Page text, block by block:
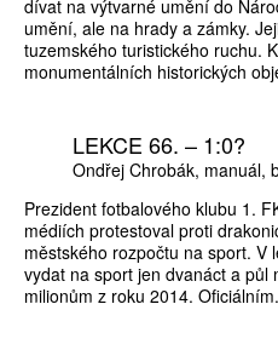
dívat na výtvarné umění do
umění, ale na hrady a zámky.
tuzemského turistického ruchu.
monumentálních historických
LEKCE 66. – 1:0?
Ondřej Chrobák manuál
Prezident fotbalového klubu 1.
médiích protestoval proti
městského rozpočtu na sport. V
vydat na sport jen dvanáct a půl
milionům z roku 2014.